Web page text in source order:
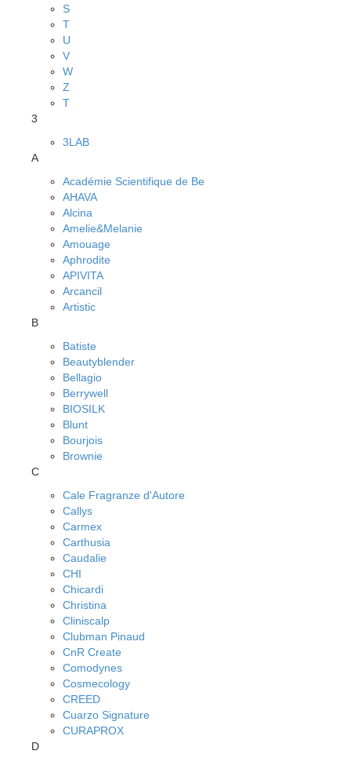
S
T
U
V
W
Z
Т
3
3LAB
A
Académie Scientifique de Be
AHAVA
Alcina
Amelie&Melanie
Amouage
Aphrodite
APIVITA
Arcancil
Artistic
B
Batiste
Beautyblender
Bellagio
Berrywell
BIOSILK
Blunt
Bourjois
Brownie
C
Cale Fragranze d'Autore
Callys
Carmex
Carthusia
Caudalie
CHI
Chicardi
Christina
Cliniscalp
Clubman Pinaud
CnR Create
Comodynes
Cosmecology
CREED
Cuarzo Signature
CURAPROX
D